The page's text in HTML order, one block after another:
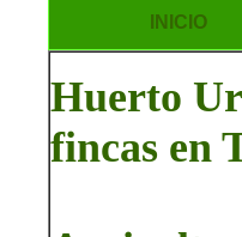
INICIO
Huerto
fincas en